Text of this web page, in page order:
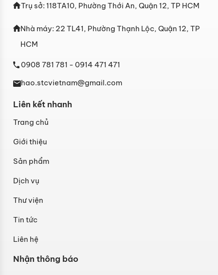
Trụ sở: 118TA10, Phường Thới An, Quận 12, TP HCM
Nhà máy: 22 TL41, Phường Thạnh Lộc, Quận 12, TP
HCM
0908 781 781 - 0914 471 471
hao.stcvietnam@gmail.com
Liên kết nhanh
Trang chủ
Giới thiệu
Sản phẩm
Dịch vụ
Thư viện
Tin tức
Liên hệ
Nhận thông báo